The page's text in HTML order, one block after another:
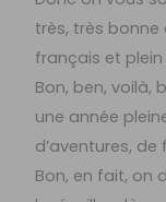
très, très bonne
français et
Bon, ben, voilà,
une année
d’aventures,
Bon, en fait, on